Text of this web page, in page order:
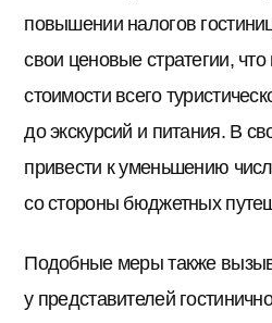
повышении налогов
свои ценовые стратегии,
стоимости всего
до экскурсий и питания. В
привести к уменьшению
со стороны бюджетных
Подобные меры также
у представителей